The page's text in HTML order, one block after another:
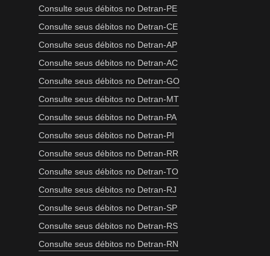
Consulte seus débitos no Detran-PE
Consulte seus débitos no Detran-CE
Consulte seus débitos no Detran-AP
Consulte seus débitos no Detran-AC
Consulte seus débitos no Detran-GO
Consulte seus débitos no Detran-MT
Consulte seus débitos no Detran-PA
Consulte seus débitos no Detran-PI
Consulte seus débitos no Detran-RR
Consulte seus débitos no Detran-TO
Consulte seus débitos no Detran-RJ
Consulte seus débitos no Detran-SP
Consulte seus débitos no Detran-RS
Consulte seus débitos no Detran-RN